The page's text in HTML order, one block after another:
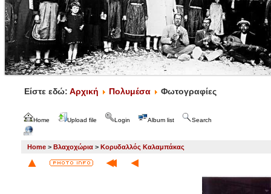
Είστε εδώ: Αρχική Πολυμέσα Φωτογραφίες
Home Upload file Login Album list Search
Home > Βλαχοχώρια > Κορυδαλλός Καλαμπάκας